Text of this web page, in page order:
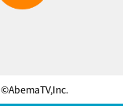
©AbemaTV,Inc.